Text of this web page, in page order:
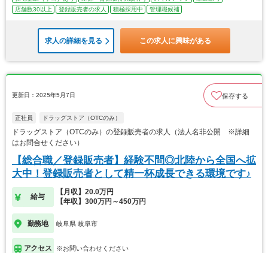
店舗数30以上
登録販売者の求人 積極採用中 管理職候補
求人の詳細を見る この求人に興味がある
更新日：2025年5月7日 保存する
正社員 ドラッグストア（OTCのみ）
ドラッグストア（OTCのみ）の登録販売者の求人（法人名非公開 ※詳細
はお問合せください）
【総合職／登録販売者】経験不問◎北陸から全国へ拡
大中！登録販売者として精一杯成長できる環境です♪
給与
【月収】20.0万円
【年収】300万円～450万円
勤務地 岐阜県 岐阜市
アクセス ※お問い合わせください